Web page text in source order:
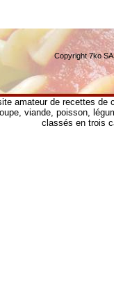
Copyright 7ko
amateur de recettes
viande, poisson,
classés en trois